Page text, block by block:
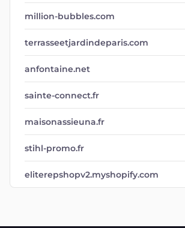
million-bubbles.com
terrasseetjardindeparis.com
anfontaine.net
sainte-connect.fr
maisonassieuna.fr
stihl-promo.fr
eliterepshopv2.myshopify.com